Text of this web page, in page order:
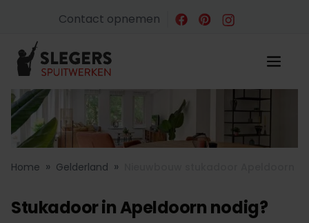
Contact opnemen
Home » Gelderland »
Stukadoor in Apeldoorn nodig?